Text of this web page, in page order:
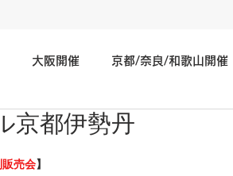
大阪開催 京都/奈良/和歌山開催
神奈川/埼玉/千葉/静岡/関東地方開催
京都伊勢丹
売会】